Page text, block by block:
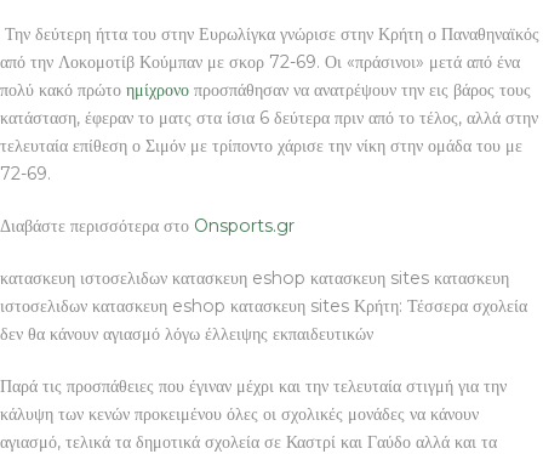
Την δεύτερη ήττα του στην Ευρωλίγκα γνώρισε στην Κρήτη ο Παναθηναϊκός
από την Λοκομοτίβ Κούμπαν με σκορ 72-69. Οι «πράσινοι» μετά από ένα
πολύ κακό πρώτο ημίχρονο προσπάθησαν να ανατρέψουν την εις βάρος τους
κατάσταση, έφεραν το ματς στα ίσια 6 δεύτερα πριν από το τέλος, αλλά στην
τελευταία επίθεση ο Σιμόν με τρίποντο χάρισε την νίκη στην ομάδα του με
72-69.
Διαβάστε περισσότερα στο Onsports.gr
κατασκευη ιστοσελιδων κατασκευη eshop κατασκευη sites κατασκευη
ιστοσελιδων κατασκευη eshop κατασκευη sites Κρήτη: Τέσσερα σχολεία
δεν θα κάνουν αγιασμό λόγω έλλειψης εκπαιδευτικών
Παρά τις προσπάθειες που έγιναν μέχρι και την τελευταία στιγμή για την
κάλυψη των κενών προκειμένου όλες οι σχολικές μονάδες να κάνουν
αγιασμό, τελικά τα δημοτικά σχολεία σε Καστρί και Γαύδο αλλά και τα